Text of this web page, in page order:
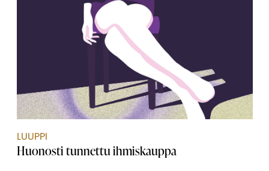
LUUPPI
Huonosti tunnettu ihmiskauppa